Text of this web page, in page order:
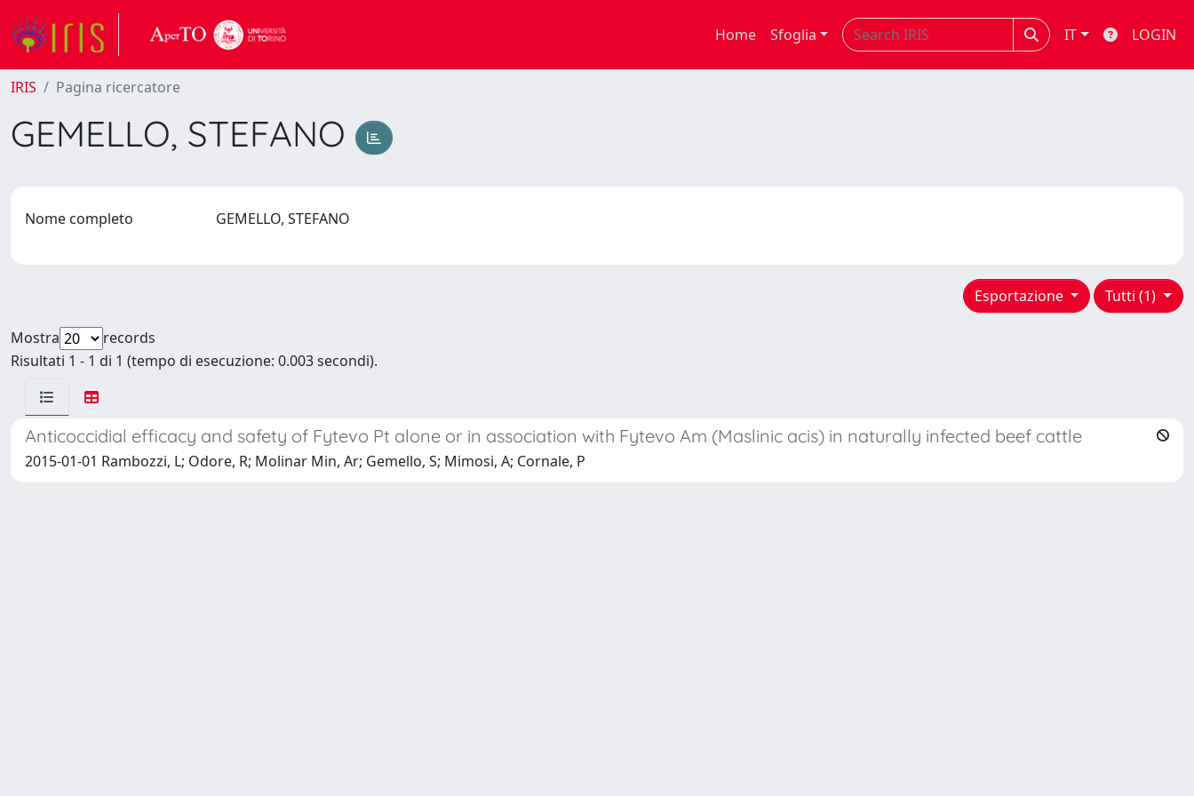
Home Sfoglia IT LOGIN
IRIS Pagina ricercatore
GEMELLO, STEFANO
Nome completo GEMELLO, STEFANO
Tutti (1)
Esportazione
Mostra
records
Risultati 1 - 1 di 1 (tempo di esecuzione: 0.003 secondi).
Anticoccidial efficacy and safety of Fytevo Pt alone or in association with Fytevo Am (Maslinic acis) in naturally infected beef cattle
2015-01-01 Rambozzi, L; Odore, R; Molinar Min, Ar; Gemello, S; Mimosi, A; Cornale, P